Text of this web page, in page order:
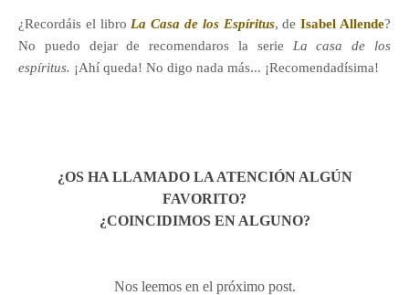
¿Recordáis el libro La Casa de los Espíritus, de Isabel Allende?
No puedo dejar de recomendaros la serie La casa de los
espíritus. ¡Ahí queda! No digo nada más... ¡Recomendadísima!
¿OS HA LLAMADO LA ATENCIÓN ALGÚN
FAVORITO?
¿COINCIDIMOS EN ALGUNO?
Nos leemos en el próximo post.